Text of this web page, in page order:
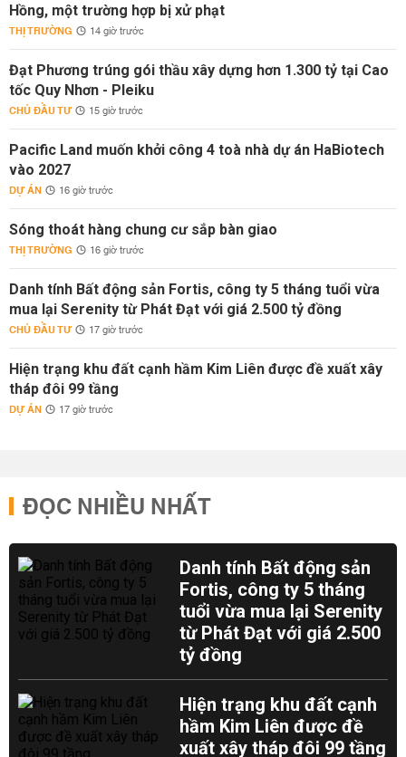
Hồng, một trường hợp bị xử phạt
THỊ TRƯỜNG 14 giờ trước
Đạt Phương trúng gói thầu xây dựng hơn 1.300 tỷ tại Cao
tốc Quy Nhơn - Pleiku
CHỦ ĐẦU TƯ 15 giờ trước
Pacific Land muốn khởi công 4 toà nhà dự án HaBiotech
vào 2027
DỰ ÁN 16 giờ trước
Sóng thoát hàng chung cư sắp bàn giao
THỊ TRƯỜNG 16 giờ trước
Danh tính Bất động sản Fortis, công ty 5 tháng tuổi vừa
mua lại Serenity từ Phát Đạt với giá 2.500 tỷ đồng
CHỦ ĐẦU TƯ 17 giờ trước
Hiện trạng khu đất cạnh hầm Kim Liên được đề xuất xây
tháp đôi 99 tầng
DỰ ÁN 17 giờ trước
ĐỌC NHIỀU NHẤT
Danh tính Bất động sản
Fortis, công ty 5 tháng
tuổi vừa mua lại Serenity
từ Phát Đạt với giá 2.500
tỷ đồng
Hiện trạng khu đất cạnh
hầm Kim Liên được đề
xuất xây tháp đôi 99 tầng